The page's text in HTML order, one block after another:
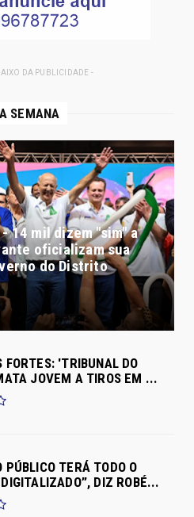
DA PUBLICIDADE -
SEMANA
- 14 mil dizem "sim" a
oficializam sua
do Distrito
FORTES: 'TRIBUNAL DO
JOVEM A TIROS EM ...
PÚBLICO TERÁ TODO O
DIZ ROBÉ...